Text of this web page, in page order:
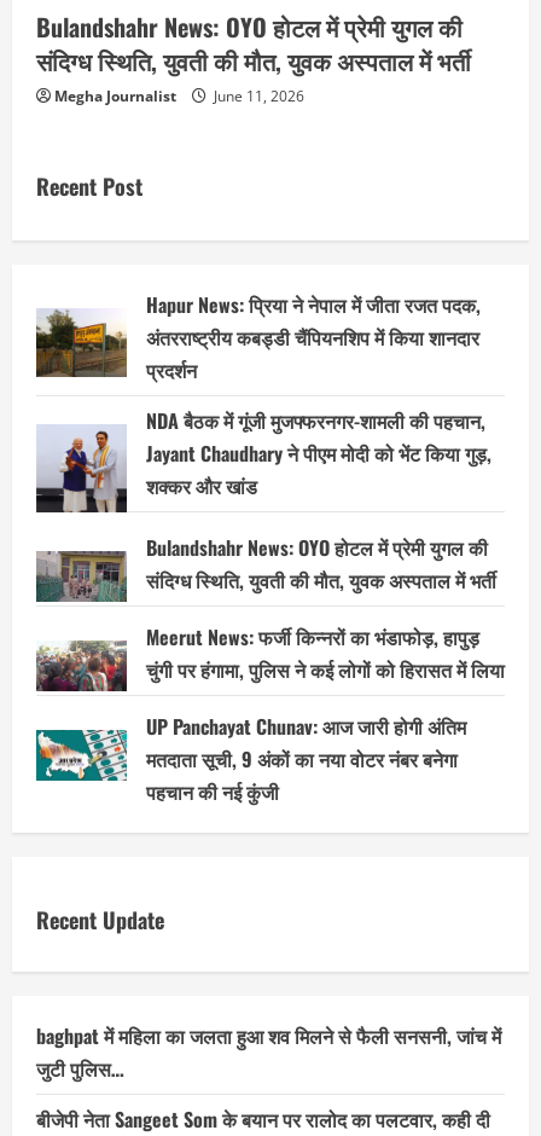
Bulandshahr News: OYO होटल में प्रेमी युगल की
संदिग्ध स्थिति, युवती की मौत, युवक अस्पताल में भर्ती
Megha Journalist June 11, 2026
Recent Post
Hapur News: प्रिया ने नेपाल में जीता रजत पदक,
अंतरराष्ट्रीय कबड्डी चैंपियनशिप में किया शानदार
प्रदर्शन
NDA बैठक में गूंजी मुजफ्फरनगर-शामली की पहचान,
Jayant Chaudhary ने पीएम मोदी को भेंट किया गुड़,
शक्कर और खांड
Bulandshahr News: OYO होटल में प्रेमी युगल की
संदिग्ध स्थिति, युवती की मौत, युवक अस्पताल में भर्ती
Meerut News: फर्जी किन्नरों का भंडाफोड़, हापुड़
चुंगी पर हंगामा, पुलिस ने कई लोगों को हिरासत में लिया
UP Panchayat Chunav: आज जारी होगी अंतिम
मतदाता सूची, 9 अंकों का नया वोटर नंबर बनेगा
पहचान की नई कुंजी
Recent Update
baghpat में महिला का जलता हुआ शव मिलने से फैली सनसनी, जांच में
जुटी पुलिस…
बीजेपी नेता Sangeet Som के बयान पर रालोद का पलटवार, कही दी